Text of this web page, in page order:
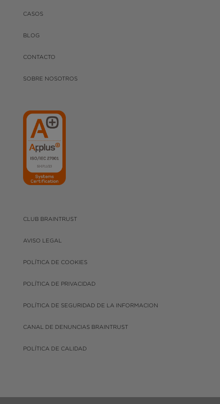
CASOS
BLOG
CONTACTO
SOBRE NOSOTROS
CLUB BRAINTRUST
AVISO LEGAL
POLÍTICA DE COOKIES
POLÍTICA DE PRIVACIDAD
POLÍTICA DE SEGURIDAD DE LA INFORMACION
CANAL DE DENUNCIAS BRAINTRUST
POLÍTICA DE CALIDAD